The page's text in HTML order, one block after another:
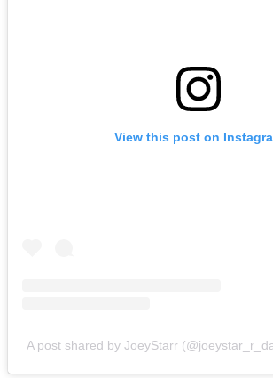
View this post on
A post shared by JoeyStarr